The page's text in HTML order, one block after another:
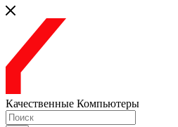
Качественные Компьютеры